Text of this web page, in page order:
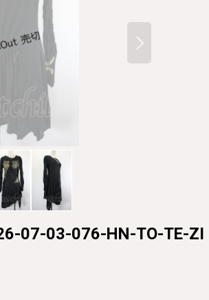
07-03-076-HN-TO-TE-ZI